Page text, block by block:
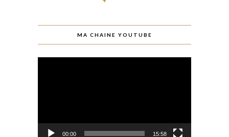
MA CHAINE YOUTUBE
00:00 15:58